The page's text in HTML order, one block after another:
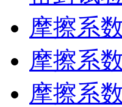
摩擦系
摩擦系
摩擦系